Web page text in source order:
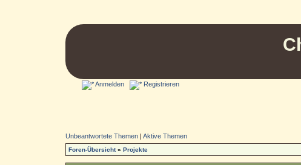
Anmelden Registrieren
Unbeantwortete Themen| Aktive Themen
Foren-Übersicht» Projekte